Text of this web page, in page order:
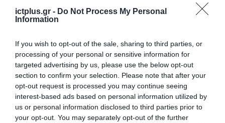
ictplus.gr - Do Not Process My Personal
Information
If you wish to opt-out of the sale, sharing to third parties, or
processing of your personal or sensitive information for
targeted advertising by us, please use the below opt-out
section to confirm your selection. Please note that after your
opt-out request is processed you may continue seeing
interest-based ads based on personal information utilized by
us or personal information disclosed to third parties prior to
your opt-out. You may separately opt-out of the further
Παρόλο που οι τάσεις δεν είναι καινούριες,
είναι περισσότερο από ποτέ αναγκαίες,
καθώς μεταβαίνουμε στην επόμενη φάση της
επανεκκίνησης και κανονικότητας. Αυτές οι
20 τάσεις και η σημασία τους για το μέλλον
της εργασίας και των ανθρώπων,
αντιπροσωπεύουν το σημείο καμπής όσον
αφορά τον τρόπο με τον οποίο οι οργανισμοί